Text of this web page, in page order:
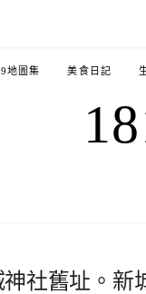
地圖集 美食日記
神社舊址。